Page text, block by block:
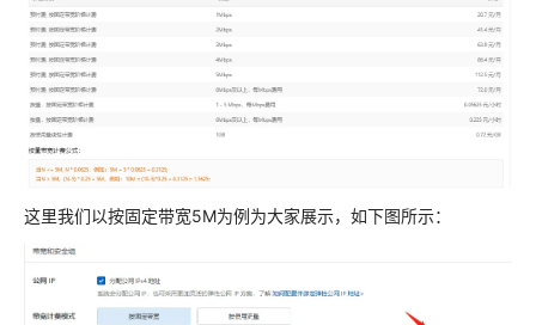
这里我们以按固定带宽5M为例为大家展示，如下图所示：